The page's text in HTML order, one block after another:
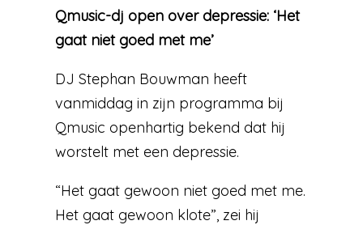
Qmusic-dj open over depressie: ‘Het
gaat niet goed met me’
DJ Stephan Bouwman heeft
vanmiddag in zijn programma bij
Qmusic openhartig bekend dat hij
worstelt met een depressie.
“Het gaat gewoon niet goed met me.
Het gaat gewoon klote”, zei hij